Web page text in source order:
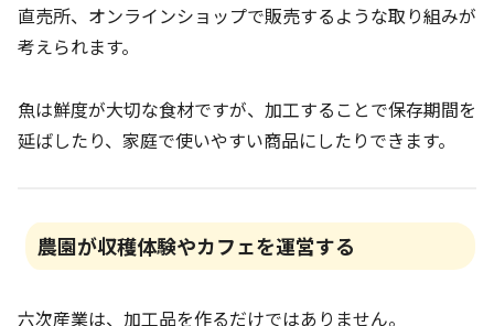
直売所、オンラインショップで販売するような取り組みが
考えられます。
魚は鮮度が大切な食材ですが、加工することで保存期間を
延ばしたり、家庭で使いやすい商品にしたりできます。
農園が収穫体験やカフェを運営する
六次産業は、加工品を作るだけではありません。